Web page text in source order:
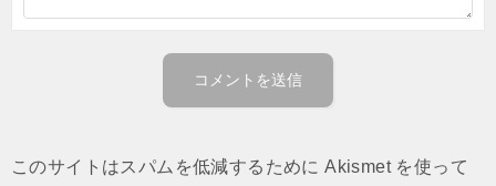
このサイトはスパムを低減するために Akismet を使って